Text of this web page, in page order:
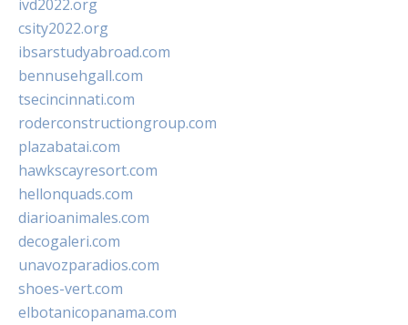
ivd2022.org
csity2022.org
ibsarstudyabroad.com
bennusehgall.com
tsecincinnati.com
roderconstructiongroup.com
plazabatai.com
hawkscayresort.com
hellonquads.com
diarioanimales.com
decogaleri.com
unavozparadios.com
shoes-vert.com
elbotanicopanama.com